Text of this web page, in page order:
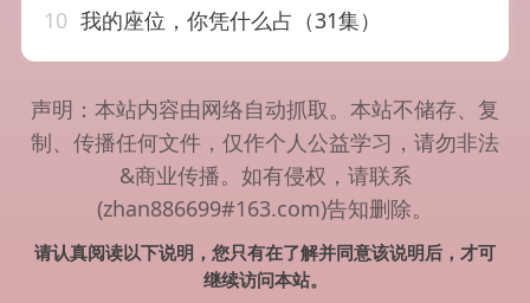
10 我的座位，你凭什么占（31集）
声明：本站内容由网络自动抓取。本站不储存、复
制、传播任何文件，仅作个人公益学习，请勿非法
&商业传播。如有侵权，请联系
(zhan886699#163.com)告知删除。
请认真阅读以下说明，您只有在了解并同意该说明后，才可
继续访问本站。